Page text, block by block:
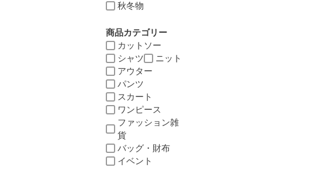
秋冬物
商品カテゴリー
カットソー
シャツ
ニット
アウター
パンツ
スカート
ワンピース
ファッション雑
貨
バッグ・財布
イベント